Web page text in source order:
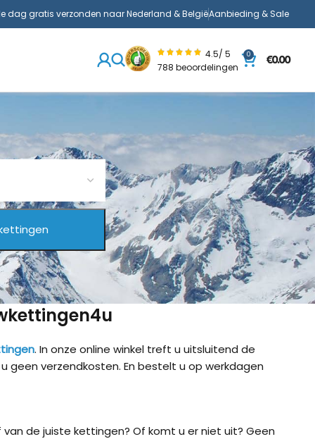
dag gratis verzonden naar Nederland & BelgiëAanbieding & Sale
4.5/ 5
788 beoordelingen
0
€0.00
. In onze online winkel treft u uitsluitend de
geen verzendkosten. En bestelt u op werkdagen
de juiste kettingen? Of komt u er niet uit? Geen